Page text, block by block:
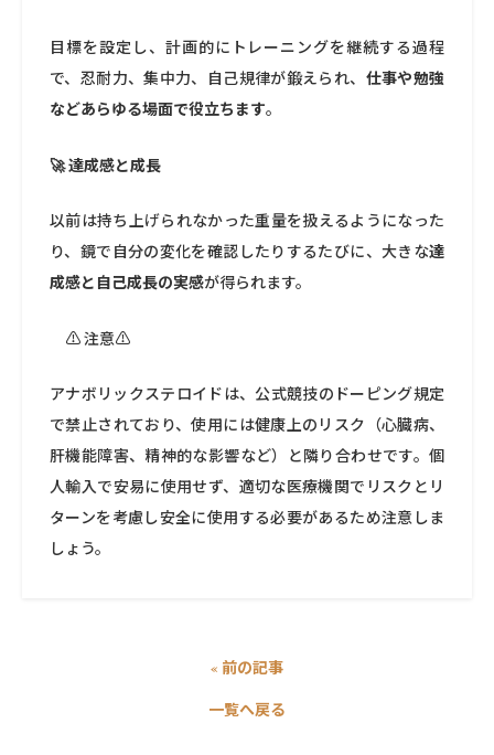
目標を設定し、計画的にトレーニングを継続する過程
で、忍耐力、集中力、自己規律が鍛えられ、 仕事や勉強
などあらゆる場面で役立ちます。
🚀 達成感と成長
以前は持ち上げられなかった重量を扱えるようになった
り、鏡で自分の変化を確認したりするたびに、大きな達
成感と自己成長の実感が得られます。
⚠️ 注意⚠️
アナボリックステロイドは、公式競技のドーピング規定
で禁止されており、使用には健康上のリスク（心臓病、
肝機能障害、精神的な影響など）と隣り合わせです。個
人輸入で安易に使用せず、適切な医療機関でリスクとリ
ターンを考慮し安全に使用する必要があるため注意しま
しょう。
« 前の記事
一覧へ戻る